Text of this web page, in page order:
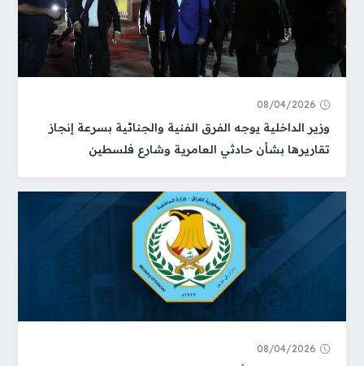
08/04/2026
وزير الداخلية يوجه الفرق الفنية والجنائية بسرعة إنجاز
تقاريرها بشأن حادثي العامرية وشارع فلسطين
08/04/2026